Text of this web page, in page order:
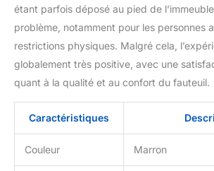
réglable, vous
permettant
le sens des
d'une montre
sens inverse
étant parfois déposé au pied de
problème, notamment pour les personnes
restrictions physiques. Malgré cela,
globalement très positive, avec une
quant à la qualité et au confort du fauteuil.
Caractéristiques
Couleur Marron